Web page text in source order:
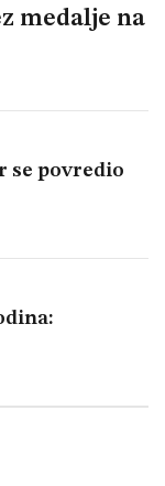
medalje na
se povredio